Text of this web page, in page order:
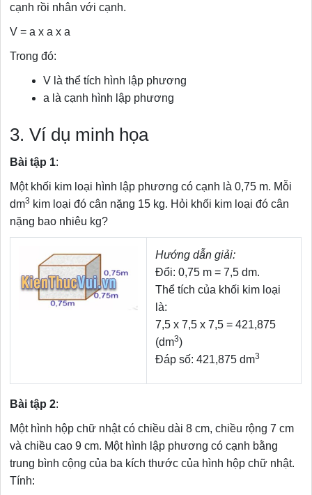
cạnh rồi nhân với cạnh.
V = a x a x a
Trong đó:
V là thể tích hình lập phương
a là cạnh hình lập phương
3. Ví dụ minh họa
Bài tập 1:
Một khối kim loại hình lập phương có cạnh là 0,75 m. Mỗi
dm3 kim loại đó cân nặng 15 kg. Hỏi khối kim loại đó cân
nặng bao nhiêu kg?
Hướng dẫn giải:
Đổi: 0,75 m = 7,5 dm.
Thể tích của khối kim loại
là:
7,5 x 7,5 x 7,5 = 421,875
(dm3)
Đáp số: 421,875 dm3
Bài tập 2:
Một hình hộp chữ nhật có chiều dài 8 cm, chiều rộng 7 cm
và chiều cao 9 cm. Một hình lập phương có cạnh bằng
trung bình cộng của ba kích thước của hình hộp chữ nhật.
Tính: